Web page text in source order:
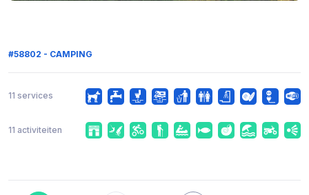
#58802 - CAMPING
11 services
11 activiteiten